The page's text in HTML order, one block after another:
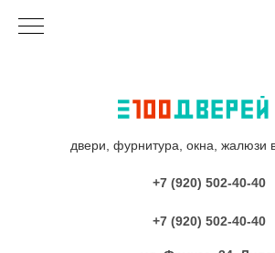
двери, фурнитура, окна, жалюзи
+7 (920) 502-40-40
+7 (920) 502-40-40